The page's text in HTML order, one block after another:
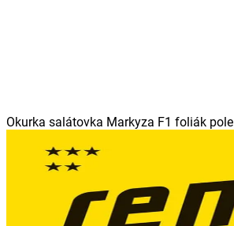
Okurka salátovka Markyza F1 foliák pole